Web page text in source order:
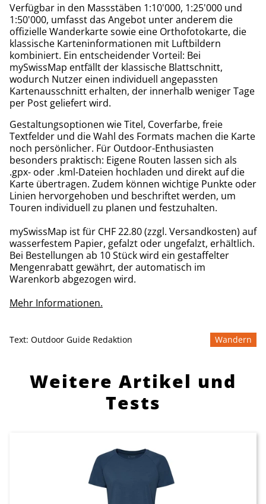
Verfügbar in den Massstäben 1:10'000, 1:25'000 und
1:50'000, umfasst das Angebot unter anderem die
offizielle Wanderkarte sowie eine Orthofotokarte, die
klassische Karteninformationen mit Luftbildern
kombiniert. Ein entscheidender Vorteil: Bei
mySwissMap entfällt der klassische Blattschnitt,
wodurch Nutzer einen individuell angepassten
Kartenausschnitt erhalten, der innerhalb weniger Tage
per Post geliefert wird.
Gestaltungsoptionen wie Titel, Coverfarbe, freie
Textfelder und die Wahl des Formats machen die Karte
noch persönlicher. Für Outdoor-Enthusiasten
besonders praktisch: Eigene Routen lassen sich als
.gpx- oder .kml-Dateien hochladen und direkt auf die
Karte übertragen. Zudem können wichtige Punkte oder
Linien hervorgehoben und beschriftet werden, um
Touren individuell zu planen und festzuhalten.
mySwissMap ist für CHF 22.80 (zzgl. Versandkosten) auf
wasserfestem Papier, gefalzt oder ungefalzt, erhältlich.
Bei Bestellungen ab 10 Stück wird ein gestaffelter
Mengenrabatt gewährt, der automatisch im
Warenkorb abgezogen wird.
Mehr Informationen.
Text: Outdoor Guide Redaktion Wandern
Weitere Artikel und
Tests